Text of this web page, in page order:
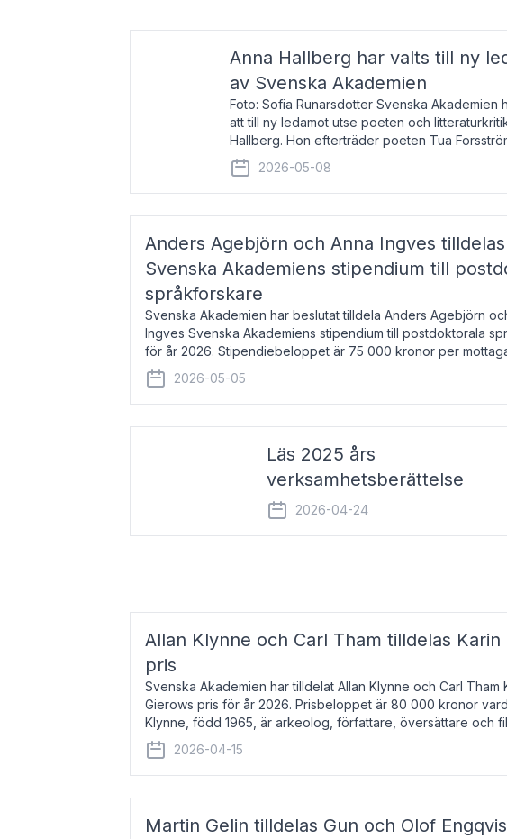
Anna Hallberg har valts till ny
av Svenska Akademien
Foto: Sofia Runarsdotter Svenska Akademien
att till ny ledamot utse poeten och
Hallberg. Hon efterträder poeten Tua
och kommer att ta sitt inträde vid Akademiens
högtidssammankomst
2026-05-08
Anders Agebjörn och Anna Ingves tilldelas
Svenska Akademiens stipendium till
språkforskare
Svenska Akademien har beslutat tilldela Anders Agebjörn
Ingves Svenska Akademiens stipendium till postdoktorala
för år 2026. Stipendiebeloppet är 75 000 kronor per
Agebjörn, född 1984, är universitet
2026-05-05
Läs 2025 års
verksamhetsberättelse
2026-04-24
Allan Klynne och Carl Tham tilldelas Karin
pris
Svenska Akademien har tilldelat Allan Klynne och Carl Tham
Gierows pris för år 2026. Prisbeloppet är 80 000 kronor
Klynne, född 1965, är arkeolog, författare, översättare och
antikens kultur och samhällsliv. Ut
2026-04-15
Martin Gelin tilldelas Gun och Olof